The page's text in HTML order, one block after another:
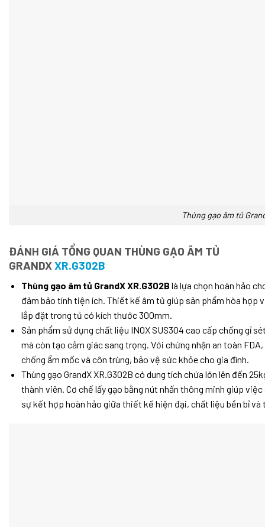
Thùng gạo âm tủ
ĐÁNH GIÁ TỔNG QUAN THÙNG GẠO ÂM TỦ
GRANDXXR.G302B
Thùng gạo âm tủ GrandX XR.G302B là lựa chọn hoàn hảo
đảm bảo tính tiện ích. Thiết kế âm tủ giúp sản phẩm hòa hợp
lắp đặt trong tủ có kích thước 300mm.
Sản phẩm sử dụng chất liệu INOX SUS304 cao cấp chống gỉ
mà còn tạo cảm giác sang trọng. Với chứng nhận an toàn
chống ẩm mốc và côn trùng, bảo vệ sức khỏe cho gia đình.
Thùng gạo GrandX XR.G302B có dung tích chứa lớn lên đến
thành viên. Cơ chế lấy gạo bằng nút nhấn thông minh giúp
sự kết hợp hoàn hảo giữa thiết kế hiện đại, chất liệu bền bỉ